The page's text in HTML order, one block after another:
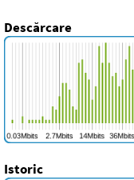
Descărcare
Istoric